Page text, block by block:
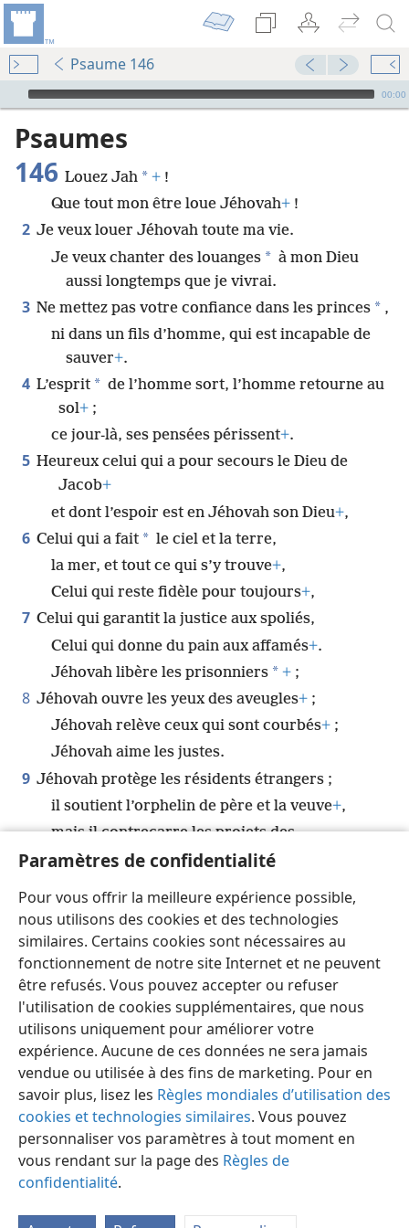
Paramètres de confidentialité
Pour vous offrir la meilleure expérience possible,
nous utilisons des cookies et des technologies
similaires. Certains cookies sont nécessaires au
fonctionnement de notre site Internet et ne peuvent
être refusés. Vous pouvez accepter ou refuser
l'utilisation de cookies supplémentaires, que nous
utilisons uniquement pour améliorer votre
expérience. Aucune de ces données ne sera jamais
vendue ou utilisée à des fins de marketing. Pour en
savoir plus, lisez les Règles mondiales d’utilisation des
cookies et technologies similaires. Vous pouvez
personnaliser vos paramètres à tout moment en
vous rendant sur la page des Règles de
confidentialité.
Psaume 146
Audio Player
00:00
Psaumes
146 Louez Jah * + !
Que tout mon être loue Jéhovah+ !
2 Je veux louer Jéhovah toute ma vie.
Je veux chanter des louanges * à mon Dieu
aussi longtemps que je vivrai.
3 Ne mettez pas votre confiance dans les princes * ,
ni dans un fils d’homme, qui est incapable de
sauver+.
4 L’esprit * de l’homme sort, l’homme retourne au
sol+ ;
ce jour-​là, ses pensées périssent+.
5 Heureux celui qui a pour secours le Dieu de
Jacob+
et dont l’espoir est en Jéhovah son Dieu+,
6 Celui qui a fait * le ciel et la terre,
la mer, et tout ce qui s’y trouve+,
Celui qui reste fidèle pour toujours+,
7 Celui qui garantit la justice aux spoliés,
Celui qui donne du pain aux affamés+.
Jéhovah libère les prisonniers * + ;
8 Jéhovah ouvre les yeux des aveugles+ ;
Jéhovah relève ceux qui sont courbés+ ;
Jéhovah aime les justes.
9 Jéhovah protège les résidents étrangers ;
il soutient l’orphelin de père et la veuve+,
mais il contrecarre les projets des
méchants * +.
ton Dieu, ô Sion, de génération en génération.
Louez Jah * !
Français Partager Préférences
Copyright © 2026 Watch Tower Bible and Tract Society of Pennsylvania
Conditions d’utilisation
Règles de confidentialité
Paramètres de confidentialité
JW.ORG Se connecter